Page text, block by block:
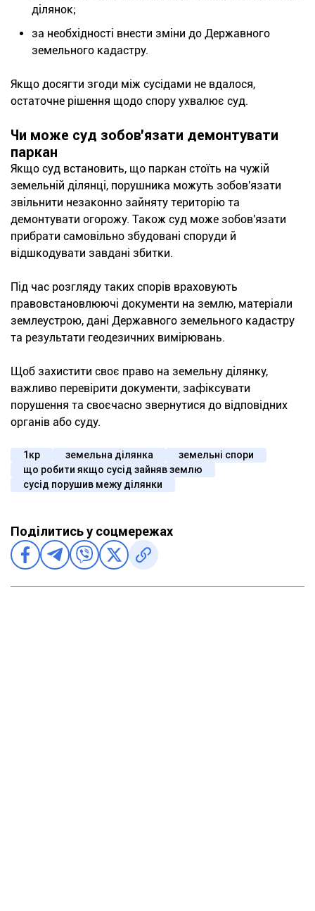
ділянок;
за необхідності внести зміни до Державного
земельного кадастру.
Якщо досягти згоди між сусідами не вдалося,
остаточне рішення щодо спору ухвалює суд.
Чи може суд зобов'язати демонтувати
паркан
Якщо суд встановить, що паркан стоїть на чужій
земельній ділянці, порушника можуть зобов'язати
звільнити незаконно зайняту територію та
демонтувати огорожу. Також суд може зобов'язати
прибрати самовільно збудовані споруди й
відшкодувати завдані збитки.
Під час розгляду таких спорів враховують
правовстановлюючі документи на землю, матеріали
землеустрою, дані Державного земельного кадастру
та результати геодезичних вимірювань.
Щоб захистити своє право на земельну ділянку,
важливо перевірити документи, зафіксувати
порушення та своєчасно звернутися до відповідних
органів або суду.
1кр земельна ділянка
земельні спори
що робити якщо сусід зайняв землю
сусід порушив межу ділянки
Поділитись у соцмережах